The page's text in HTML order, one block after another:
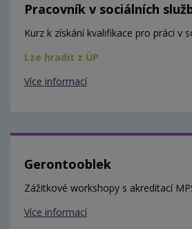
Pracovník v sociálních
Kurz k získání kvalifikace pro práci v
Lze hradit z ÚP
Více informací
Gerontooblek
Zážitkové workshopy s akreditací
Více informací